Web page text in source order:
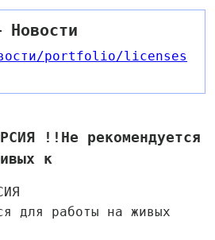
Новости
/portfolio/licenses
!!Не рекомендуется
к
для работы на живых